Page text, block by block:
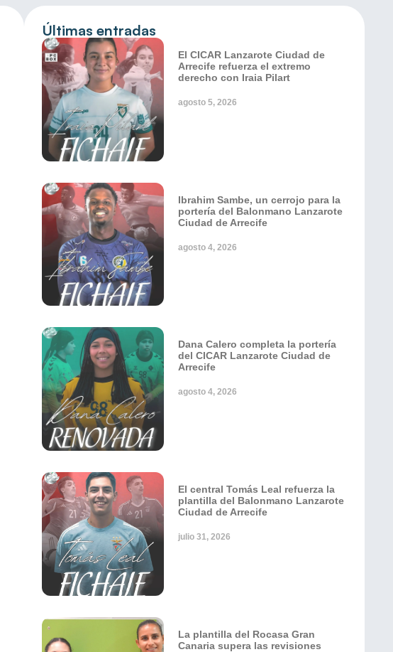
Últimas entradas
El CICAR Lanzarote Ciudad de
Arrecife refuerza el extremo
derecho con Iraia Pilart
agosto 5, 2026
Ibrahim Sambe, un cerrojo para la
portería del Balonmano Lanzarote
Ciudad de Arrecife
agosto 4, 2026
Dana Calero completa la portería
del CICAR Lanzarote Ciudad de
Arrecife
agosto 4, 2026
El central Tomás Leal refuerza la
plantilla del Balonmano Lanzarote
Ciudad de Arrecife
julio 31, 2026
La plantilla del Rocasa Gran
Canaria supera las revisiones